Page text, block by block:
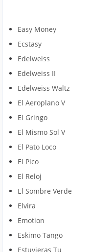
Easy Money
Ecstasy
Edelweiss
Edelweiss II
Edelweiss Waltz
El Aeroplano V
El Gringo
El Mismo Sol V
El Pato Loco
El Pico
El Reloj
El Sombre Verde
Elvira
Emotion
Eskimo Tango
Estuvieras Tu